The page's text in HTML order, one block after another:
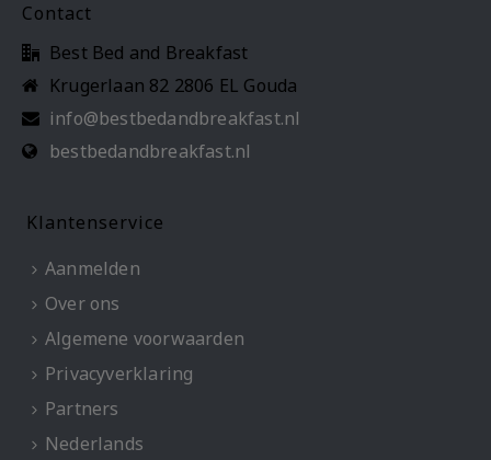
Contact
Best Bed and Breakfast
Krugerlaan 82 2806 EL Gouda
info@bestbedandbreakfast.nl
bestbedandbreakfast.nl
Klantenservice
Aanmelden
Over ons
Algemene voorwaarden
Privacyverklaring
Partners
Nederlands